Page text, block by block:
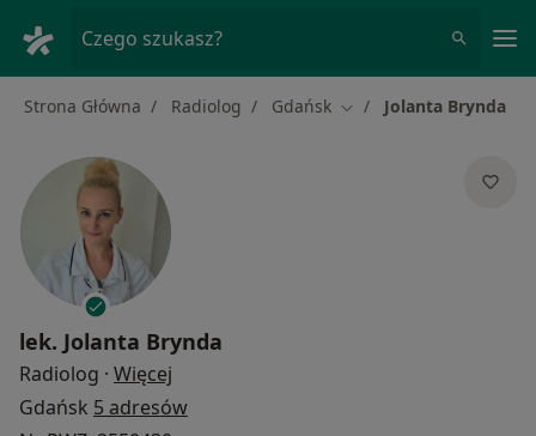
Czego szukasz?
Strona Główna Radiolog Gdańsk Zmień miasto
Jolanta Brynda
lek. Jolanta Brynda
Radiolog · Więcej
Gdańsk 5 adresów